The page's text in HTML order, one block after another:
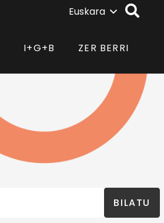
Euskara
I+G+B ZER BERRI
BILATU